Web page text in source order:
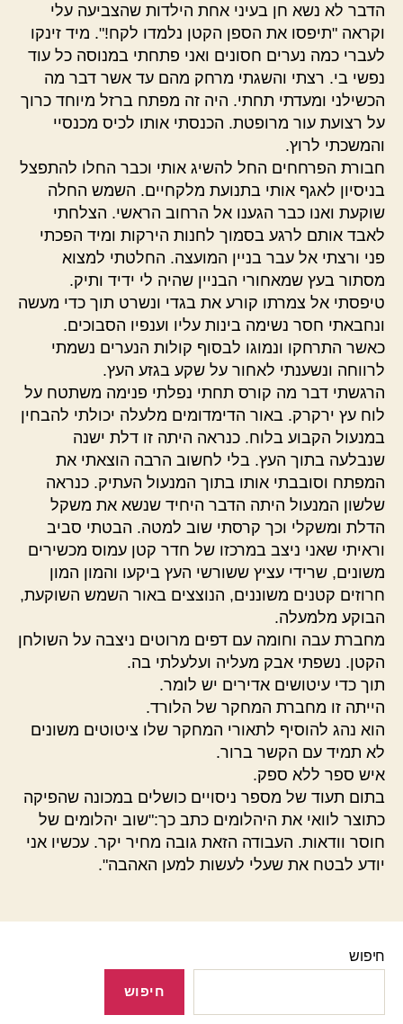
הדבר לא נשא חן בעיני אחת הילדות שהצביעה עלי
וקראה "תיפסו את הספן הקטן נלמדו לקח!". מיד זינקו
לעברי כמה נערים חסונים ואני פתחתי במנוסה כל עוד
נפשי בי. רצתי והשגתי מרחק מהם עד אשר דבר מה
הכשילני ומעדתי תחתי. היה זה מפתח ברזל מיוחד כרוך
על רצועת עור מרופטת. הכנסתי אותו לכיס מכנסיי
והמשכתי לרוץ.
חבורת הפרחחים החל להשיג אותי וכבר החלו להתפצל
בניסיון לאגף אותי בתנועת מלקחיים. השמש החלה
שוקעת ואנו כבר הגענו אל הרחוב הראשי. הצלחתי
לאבד אותם לרגע בסמוך לחנות הירקות ומיד הפכתי
פני ורצתי אל עבר בניין המועצה. החלטתי למצוא
מסתור בעץ שמאחורי הבניין שהיה לי ידיד ותיק.
טיפסתי אל צמרתו קורע את בגדי ונשרט תוך כדי מעשה
ונחבאתי חסר נשימה בינות עליו וענפיו הסבוכים.
כאשר התרחקו ונמוגו לבסוף קולות הנערים נשמתי
לרווחה ונשענתי לאחור על שקע בגזע העץ.
הרגשתי דבר מה קורס תחתי נפלתי פנימה משתטח על
לוח עץ ירקרק. באור הדימדומים מלעלה יכולתי להבחין
במנעול הקבוע בלוח. כנראה היתה זו דלת ישנה
שנבלעה בתוך העץ. בלי לחשוב הרבה הוצאתי את
המפתח וסובבתי אותו בתוך המנעול העתיק. כנראה
שלשון המנעול היתה הדבר היחיד שנשא את משקל
הדלת ומשקלי וכך קרסתי שוב למטה. הבטתי סביב
וראיתי שאני ניצב במרכזו של חדר קטן עמוס מכשירים
משונים, שרידי עציץ ששורשי העץ ביקעו והמון המון
חרוזים קטנים משוננים, הנוצצים באור השמש השוקעת,
הבוקע מלמעלה.
מחברת עבה וחומה עם דפים מרוטים ניצבה על השולחן
הקטן. נשפתי אבק מעליה ועלעלתי בה.
תוך כדי עיטושים אדירים יש לומר.
הייתה זו מחברת המחקר של הלורד.
הוא נהג להוסיף לתאורי המחקר שלו ציטוטים משונים
לא תמיד עם הקשר ברור.
איש ספר ללא ספק.
בתום תעוד של מספר ניסויים כושלים במכונה שהפיקה
כתוצר לוואי את היהלומים כתב כך:"שוב יהלומים של
חוסר וודאות. העבודה הזאת גובה מחיר יקר. עכשיו אני
יודע לבטח את שעלי לעשות למען האהבה".
חיפוש
חיפוש